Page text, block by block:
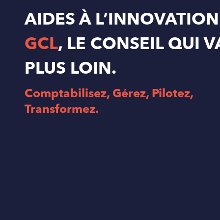
AIDES À L’INNOVATION
GCL, LE CONSEIL QUI
PLUS LOIN.
Comptabilisez, Gérez, Pilotez,
Transformez.